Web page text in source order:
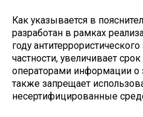
Как указывается в
разработан в рамках
году
частности, увеличивает
операторами информации о
также запрещает
несертифицированные